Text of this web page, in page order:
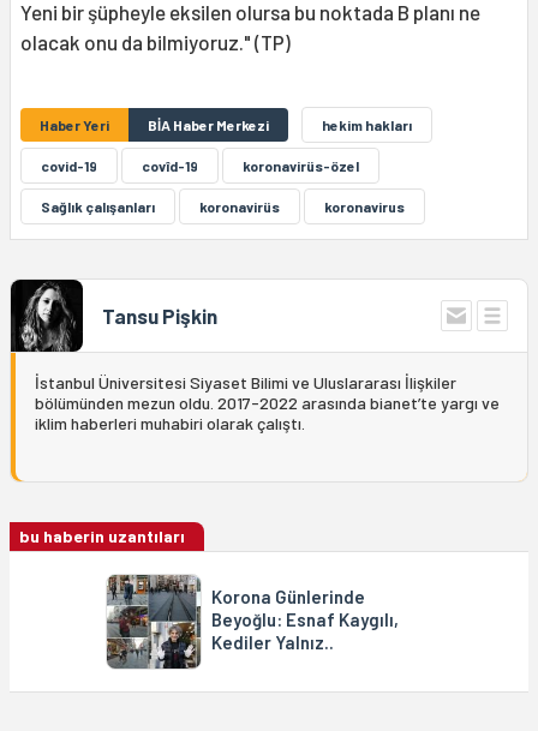
Yeni bir şüpheyle eksilen olursa bu noktada B planı ne
olacak onu da bilmiyoruz." (TP)
Haber Yeri BİA Haber Merkezi hekim hakları
covid-19 covîd-19 koronavirüs-özel
Sağlık çalışanları koronavirüs koronavirus
Tansu Pişkin
İstanbul Üniversitesi Siyaset Bilimi ve Uluslararası İlişkiler
bölümünden mezun oldu. 2017-2022 arasında bianet’te yargı ve
iklim haberleri muhabiri olarak çalıştı.
bu haberin uzantıları
Korona Günlerinde
Beyoğlu: Esnaf Kaygılı,
Kediler Yalnız..